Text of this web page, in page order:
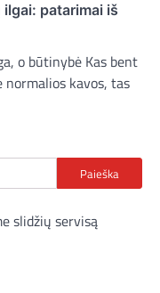
patarimai iš
o būtinybė Kas bent
kavos, tas
Paieška
slidžių servisą